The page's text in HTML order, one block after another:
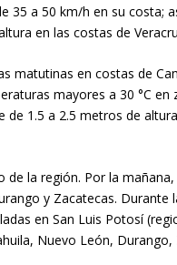
35 a 50 km/h en su costa;
en las costas de
matutinas en costas de
mayores a 30 °C en
de 1.5 a 2.5 metros de
de la región. Por la
y Zacatecas. Durante
en San Luis Potosí
Nuevo León, Durango,